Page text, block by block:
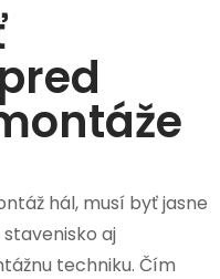
hál, musí byť jasne
aj
techniku. Čím